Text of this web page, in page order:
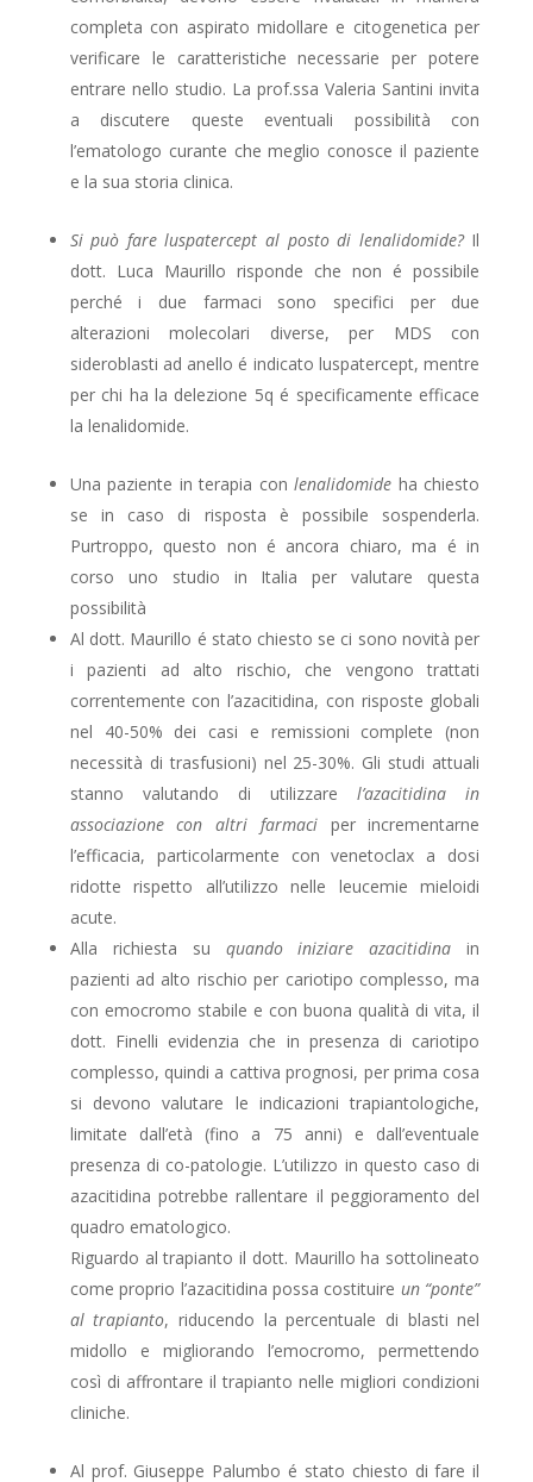
completa con aspirato midollare e citogenetica per
verificare le caratteristiche necessarie per potere
entrare nello studio. La prof.ssa Valeria Santini invita
a discutere queste eventuali possibilità con
l’ematologo curante che meglio conosce il paziente
e la sua storia clinica.
Si può fare luspatercept al posto di lenalidomide?Il
dott. Luca Maurillo risponde che non é possibile
perché i due farmaci sono specifici per due
alterazioni molecolari diverse, per MDS con
sideroblasti ad anello é indicato luspatercept, mentre
per chi ha la delezione 5q é specificamente efficace
la lenalidomide.
Una paziente in terapia conlenalidomide ha chiesto
se in caso di risposta è possibile sospenderla.
Purtroppo, questo non é ancora chiaro, ma é in
corso uno studio in Italia per valutare questa
possibilità
Al dott. Maurillo é stato chiesto se ci sono novità per
i pazienti ad alto rischio, che vengono trattati
correntemente con l’azacitidina, con risposte globali
nel 40-50% dei casi e remissioni complete (non
necessità di trasfusioni) nel 25-30%. Gli studi attuali
stanno valutando di utilizzarel’azacitidina in
associazione con altri farmaciper incrementarne
l’efficacia, particolarmente con venetoclax a dosi
ridotte rispetto all’utilizzo nelle leucemie mieloidi
acute.
Alla richiesta su quando iniziare azacitidina in
pazienti ad alto rischio per cariotipo complesso, ma
con emocromo stabile e con buona qualità di vita, il
dott. Finelli evidenzia che in presenza di cariotipo
complesso, quindi a cattiva prognosi, per prima cosa
si devono valutare le indicazioni trapiantologiche,
limitate dall’età (fino a 75 anni) e dall’eventuale
presenza di co-patologie. L’utilizzo in questo caso di
azacitidina potrebbe rallentare il peggioramento del
quadro ematologico.
Riguardo al trapianto il dott. Maurillo ha sottolineato
come proprio l’azacitidina possa costituire un “ponte”
al trapianto, riducendo la percentuale di blasti nel
midollo e migliorando l’emocromo, permettendo
così di affrontare il trapianto nelle migliori condizioni
cliniche.
Al prof. Giuseppe Palumbo é stato chiesto di fare il